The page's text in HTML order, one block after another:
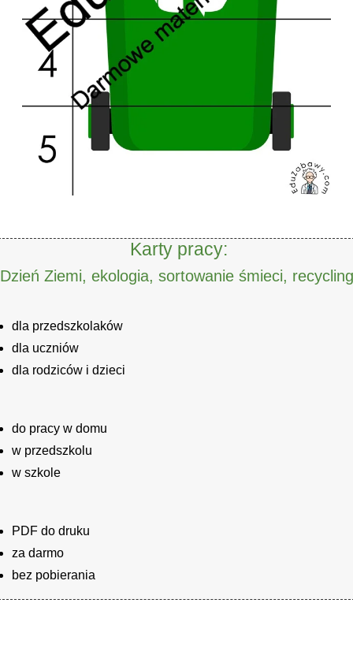
Karty pracy:
Dzień Ziemi, ekologia, sortowanie śmieci, recycling
dla przedszkolaków
dla uczniów
dla rodziców i dzieci
do pracy w domu
w przedszkolu
w szkole
PDF do druku
za darmo
bez pobierania